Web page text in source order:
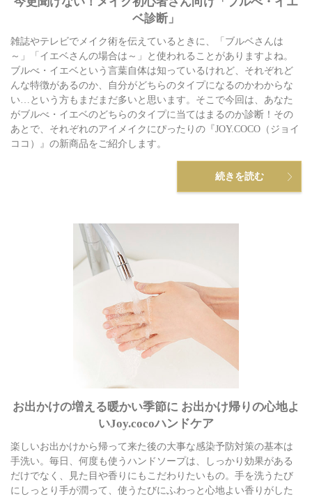
ベ診断」
雑誌やテレビでメイク術を伝えているときに、「ブルベさんは
～」「イエベさんの場合は～」と使われることがありますよね。
ブルべ・イエベという言葉自体は知っているけれど、それぞれど
んな特徴があるのか、自分がどちらのタイプになるのかわからな
い…という方もまだまだ多いと思います。そこで今回は、あなた
がブルべ・イエベのどちらのタイプに当てはまるのか診断！その
あとで、それぞれのアイメイクにぴったりの『JOY.COCO（ジョイ
ココ）』の新商品をご紹介します。
続きを読む
お出かけの増える暖かい季節に お出かけ帰りの心地よ
いJoy.cocoハンドケア
楽しいお出かけから帰って来た後の大事な感染予防対策の基本は
手洗い。毎日、何度も使うハンドソープは、しっかり効果がある
だけでなく、見た目や香りにもこだわりたいもの。手を洗うたび
にしっとり手が潤って、使うたびにふわっと心地よい香りがした